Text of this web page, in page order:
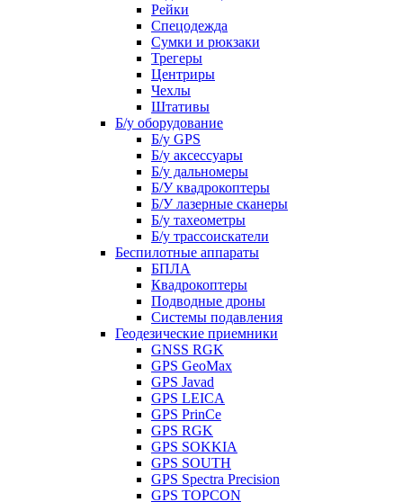
Рейки
Спецодежда
Сумки и рюкзаки
Трегеры
Центриры
Чехлы
Штативы
Б/у оборудование
Б/у GPS
Б/у аксессуары
Б/у дальномеры
Б/У квадрокоптеры
Б/У лазерные сканеры
Б/у тахеометры
Б/у трассоискатели
Беспилотные аппараты
БПЛА
Квадрокоптеры
Подводные дроны
Системы подавления
Геодезические приемники
GNSS RGK
GPS GeoMax
GPS Javad
GPS LEICA
GPS PrinCe
GPS RGK
GPS SOKKIA
GPS SOUTH
GPS Spectra Precision
GPS TOPCON